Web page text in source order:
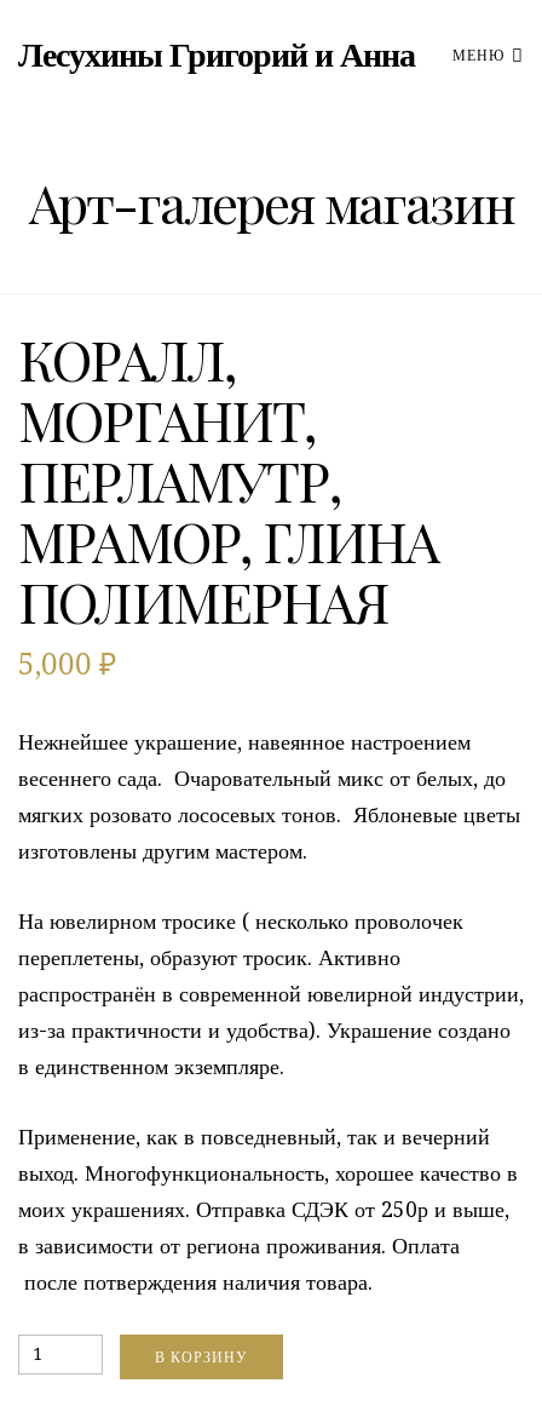
Лесухины Григорий и Анна МЕНЮ
Арт-галерея магазин
КОРАЛЛ,
МОРГАНИТ,
ПЕРЛАМУТР,
МРАМОР, ГЛИНА
ПОЛИМЕРНАЯ
5,000 ₽
Нежнейшее украшение, навеянное настроением
весеннего сада. Очаровательный микс от белых, до
мягких розовато лососевых тонов. Яблоневые цветы
изготовлены другим мастером.
На ювелирном тросике ( несколько проволочек
переплетены, образуют тросик. Активно
распространён в современной ювелирной индустрии,
из-за практичности и удобства). Украшение создано
в единственном экземпляре.
Применение, как в повседневный, так и вечерний
выход. Многофункциональность, хорошее качество в
моих украшениях. Отправка СДЭК от 250р и выше,
в зависимости от региона проживания. Оплата
после потверждения наличия товара.
КОРАЛЛ,
В КОРЗИНУ